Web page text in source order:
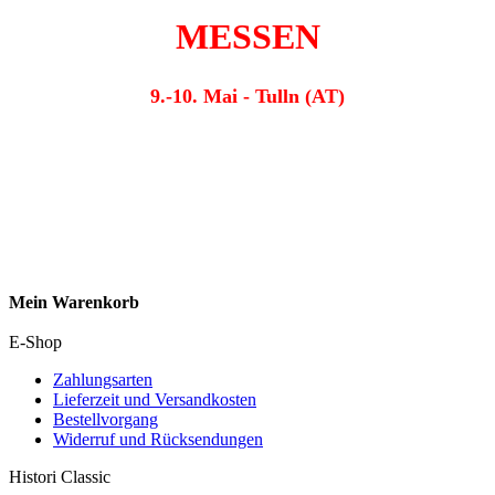
MESSEN
9.-10. Mai - Tulln (AT)
Mein Warenkorb
E-Shop
Zahlungsarten
Lieferzeit und Versandkosten
Bestellvorgang
Widerruf und Rücksendungen
Histori Classic